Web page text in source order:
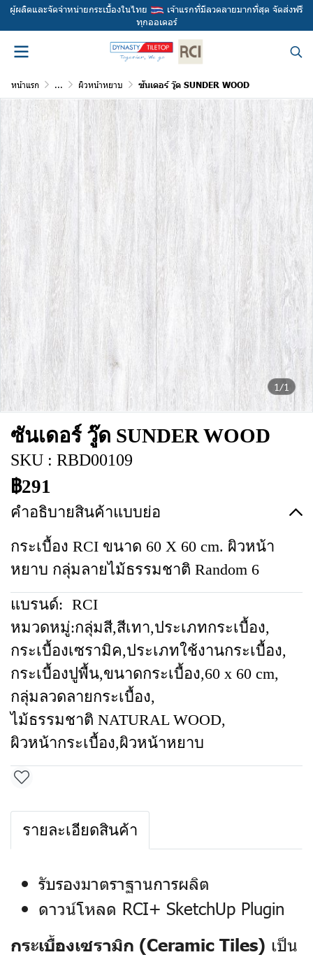
ผู้ผลิตและจัดจำหน่ายกระเบื้องในไทย
เจ้าแรกที่มีลวดลายมากที่สุด จัดส่งฟรี
ทุกออเดอร์
หน้าแรก ... ผิวหน้าหยาบ ซันเดอร์ วู๊ด SUNDER WOOD
1/1
ซันเดอร์ วู๊ด SUNDER WOOD
SKU : RBD00109
฿291
คำอธิบายสินค้าแบบย่อ
กระเบื้อง RCI ขนาด 60 X 60 cm. ผิวหน้า
หยาบ กลุ่มลายไม้ธรรมชาติ Random 6
แบรนด์: RCI
หมวดหมู่:กลุ่มสี,สีเทา,ประเภทกระเบื้อง,
กระเบื้องเซรามิค,ประเภทใช้งานกระเบื้อง,
กระเบื้องปูพื้น,ขนาดกระเบื้อง,60 x 60 cm,
กลุ่มลวดลายกระเบื้อง,
ไม้ธรรมชาติ NATURAL WOOD,
ผิวหน้ากระเบื้อง,ผิวหน้าหยาบ
รายละเอียดสินค้า
รับรองมาตราฐานการผลิต
ดาวน์โหลด RCI+ SketchUp Plugin
กระเบื้องเซรามิก (Ceramic Tiles) เป็น